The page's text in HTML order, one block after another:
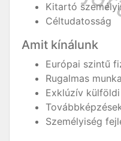
Kitartó
Céltudatosság
Amit kínálunk
Európai szintű
Rugalmas
Exklúzív
Személyiség